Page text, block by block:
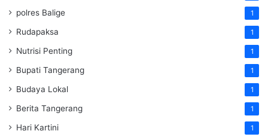
polres Balige 1
Rudapaksa 1
Nutrisi Penting 1
Bupati Tangerang 1
Budaya Lokal 1
Berita Tangerang 1
Hari Kartini 1